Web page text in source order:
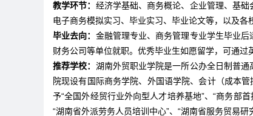
教学环节： 经济学基础、商务概论、企业管理、基
电子商务模拟实习、毕业实习、毕业论文等，以及各
毕业去向： 金融管理专业、商务管理专业学生毕业
财务公司等单位就职。优秀毕业生如愿留学，可通过
推荐学校： 湖南外贸职业学院是一所公办全日制普
院现设有国际商务学院、外国语学院、会计（成本
予“全国外经贸行业外向型人才培养基地”、“商务部
“湖南省外派劳务人员培训中心”、“湖南省服务贸易研